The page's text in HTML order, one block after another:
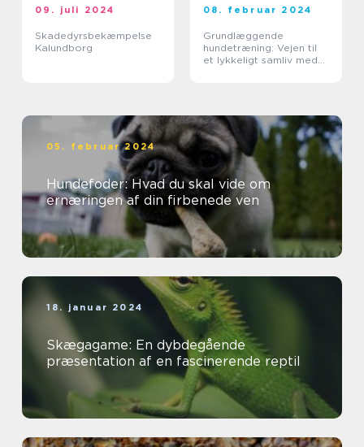
09. juli 2024
Skadedyrsbekæmpelse
Kalundborg
08. februar 2024
Grundlæggende
hundetræning: Vejen til
et lykkeligt samliv med
05. februar 2024
Hundefoder: Hvad du skal vide om
ernæringen af din firbenede ven
18. januar 2024
Skægagame: En dybdegående
præsentation af en fascinerende reptil